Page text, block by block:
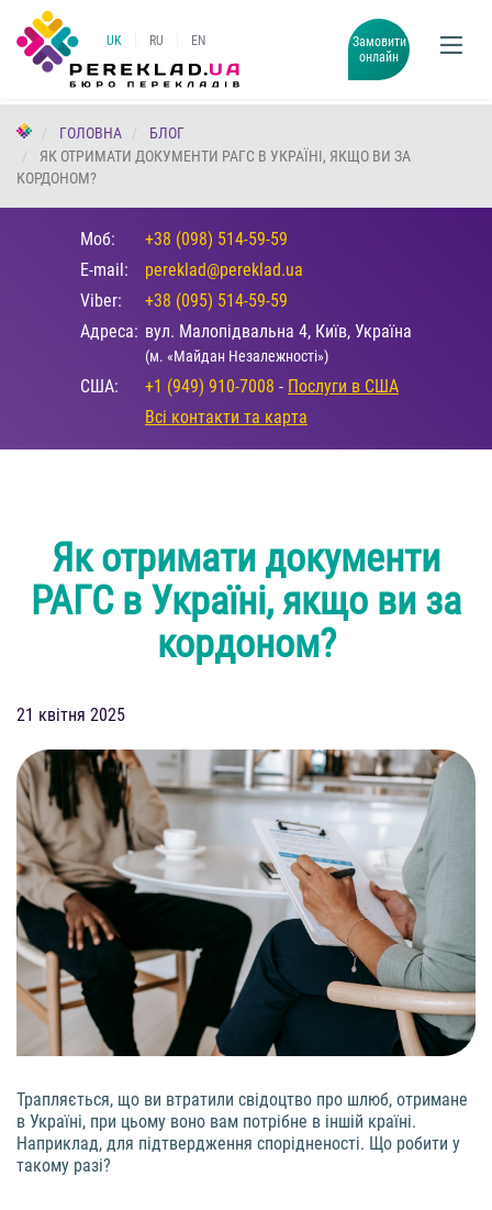
UK RU EN
Замовити
онлайн
ГОЛОВНА
БЛОГ
ЯК ОТРИМАТИ ДОКУМЕНТИ РАГС В УКРАЇНІ, ЯКЩО ВИ ЗА
КОРДОНОМ?
Моб:
+38 (098) 514-59-59
E-mail:
pereklad@pereklad.ua
Viber:
+38 (095) 514-59-59
Адреса: вул. Малопідвальна 4, Київ, Україна
(м. «Майдан Незалежності»)
США: +1 (949) 910-7008 - Послуги в США
Всі контакти та карта
Як отримати документи
РАГС в Україні, якщо ви за
кордоном?
21 квітня 2025
Трапляється, що ви втратили свідоцтво про шлюб, отримане
в Україні, при цьому воно вам потрібне в іншій країні.
Наприклад, для підтвердження спорідненості. Що робити у
такому разі?